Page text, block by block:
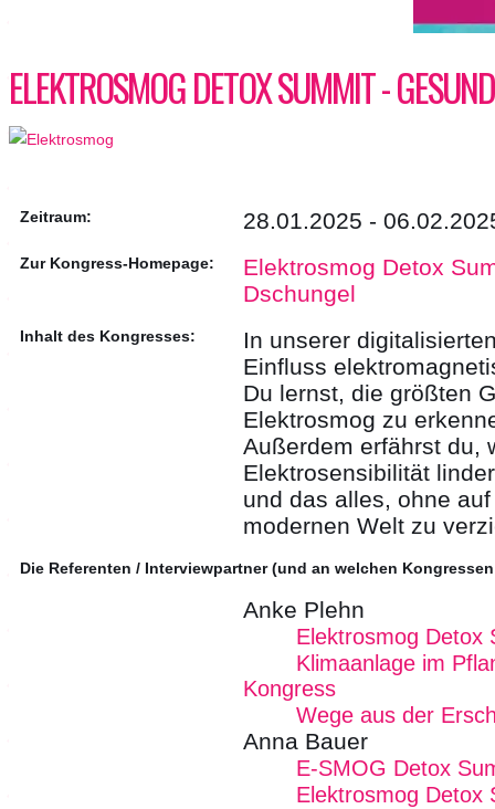
ELEKTROSMOG DETOX SUMMIT -
Zeitraum: 28.01.2025 -
Zur Kongress-Homepage:
Elektrosmog Detox
Dschungel
Inhalt des Kongresses:
In unserer
Einfluss
Du lernst, die größten
Elektrosmog zu
Außerdem erfährst du,
Elektrosensibilität
und das alles, ohne
modernen Welt zu
Die Referenten / Interviewpartner (und an welchen
Anke Plehn
Elektrosmog Detox
Klimaanlage im
Kongress
Wege aus der
Anna Bauer
E-SMOG Detox
Elektrosmog Detox